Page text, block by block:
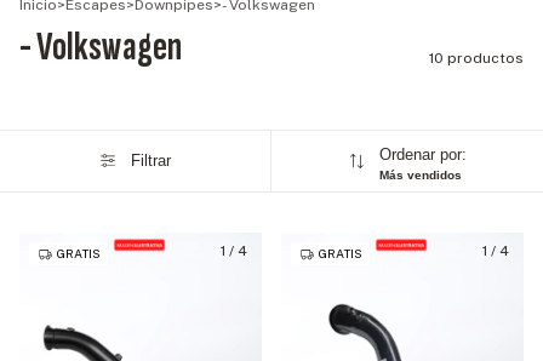
Inicio>Escapes>Downpipes>- Volkswagen
- Volkswagen 10 productos
Filtrar Ordenar por:
Más vendidos
1 / 4
GRATIS 1 / 4
GRATIS